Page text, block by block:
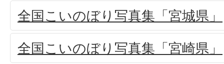
全国こいのぼり写真集「宮城県」
全国こいのぼり写真集「宮崎県」